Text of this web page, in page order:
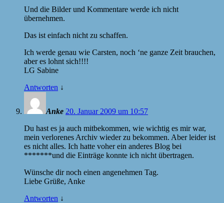
Und die Bilder und Kommentare werde ich nicht
übernehmen.
Das ist einfach nicht zu schaffen.
Ich werde genau wie Carsten, noch ‘ne ganze Zeit brauchen,
aber es lohnt sich!!!!
LG Sabine
Antworten ↓
Anke 20. Januar 2009 um 10:57
Du hast es ja auch mitbekommen, wie wichtig es mir war,
mein verlorenes Archiv wieder zu bekommen. Aber leider ist
es nicht alles. Ich hatte voher ein anderes Blog bei
*******und die Einträge konnte ich nicht übertragen.
Wünsche dir noch einen angenehmen Tag.
Liebe Grüße, Anke
Antworten ↓